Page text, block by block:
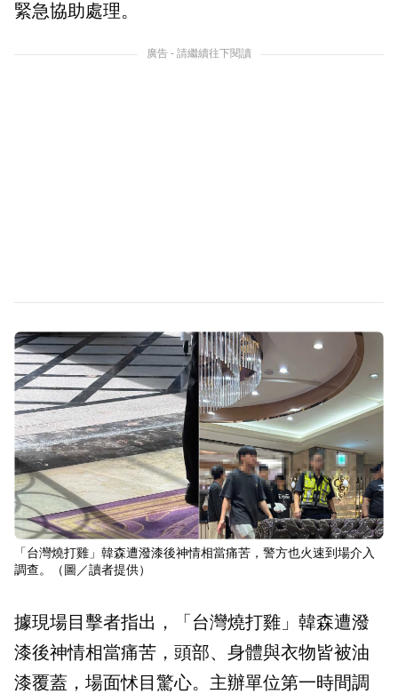
緊急協助處理。
廣告 - 請繼續往下閱讀
「台灣燒打雞」韓森遭潑漆後神情相當痛苦，警方也火速到場介入
調查。（圖／讀者提供）
據現場目擊者指出，「台灣燒打雞」韓森遭潑
漆後神情相當痛苦，頭部、身體與衣物皆被油
漆覆蓋，場面怵目驚心。主辦單位第一時間調